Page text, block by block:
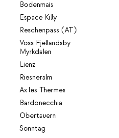
Bodenmais
Espace Killy
Reschenpass (AT)
Voss Fjellandsby
Myrkdalen
Lienz
Riesneralm
Ax les Thermes
Bardonecchia
Obertauern
Sonntag